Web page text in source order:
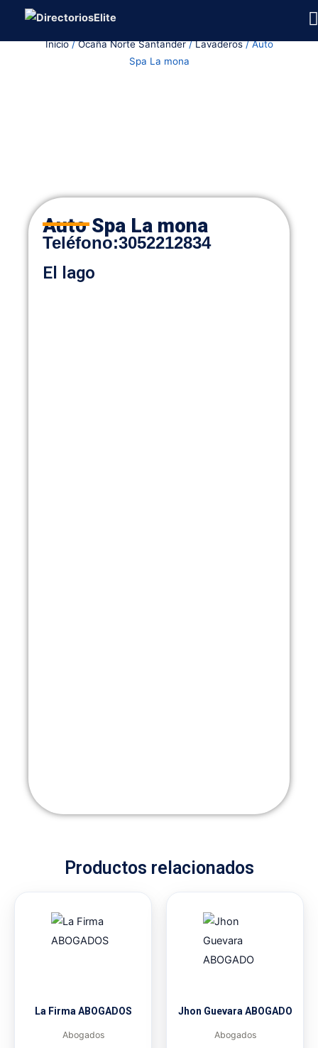
contenidoInicio/Ocaña Norte Santander/Lavaderos/ Auto
Spa La mona
Auto Spa La mona
Teléfono:3052212834
El lago
Productos relacionados
La Firma ABOGADOS
Abogados
Jhon Guevara ABOGADO
Abogados